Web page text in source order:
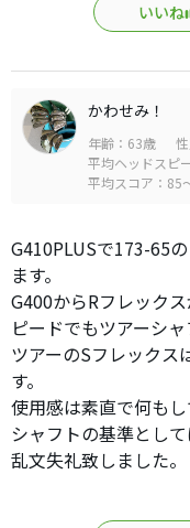
いいね
かわせみ！
年齢：63歳
平均ヘッドスピ
平均スコア：85
G410PLUSで173-65
ます。
G400からRフレック
ピードでもツアーシ
ツアーのSフレックス
す。
使用感は素直で何もし
シャフトの基準とし
乱文失礼致しました。